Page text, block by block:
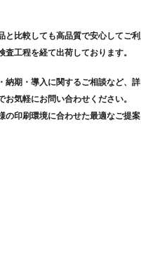
と比較しても高品質で安心してご
査工程を経て出荷しております。
納期・導入に関するご相談など、
お気軽にお問い合わせください。
の印刷環境に合わせた最適なご提